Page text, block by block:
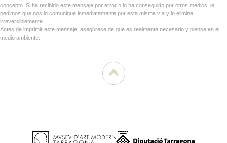
concepto. Si ha recibido este mensaje por error o lo ha conseguido por otros medios, le
pedimos que nos lo comunique inmediatamente por esta misma vía y lo elimine
irreversiblemente.
Antes de imprimir este mensaje, asegúrese de que es realmente necesario y piense en el
medio ambiente.